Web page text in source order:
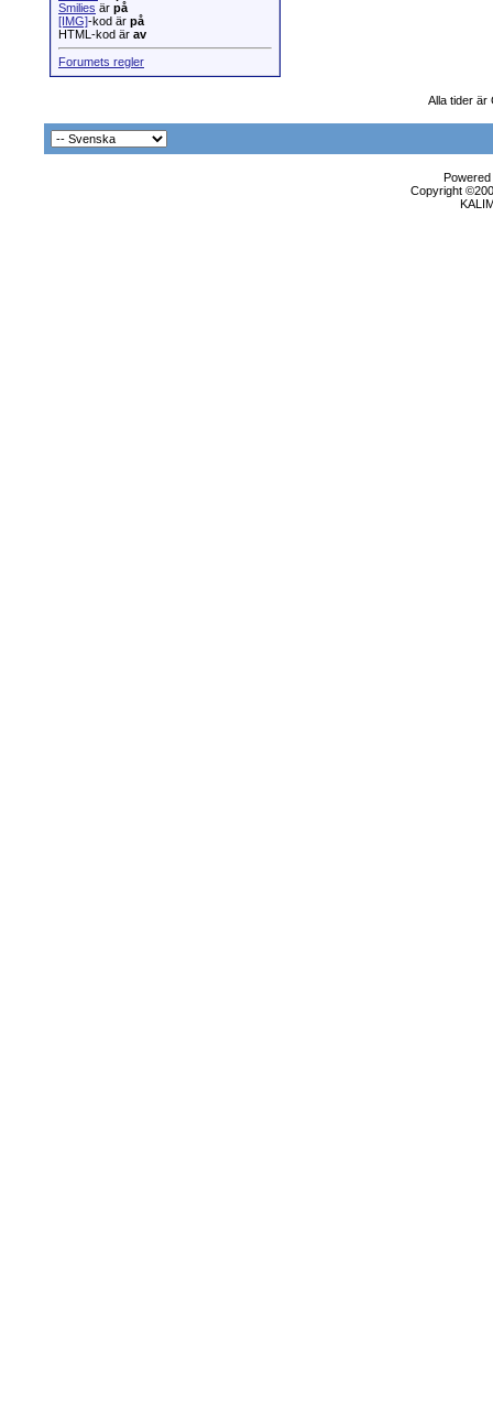
Smilies är på
[IMG]-kod är på
HTML-kod är av
Forumets regler
Alla tider är
Copyright